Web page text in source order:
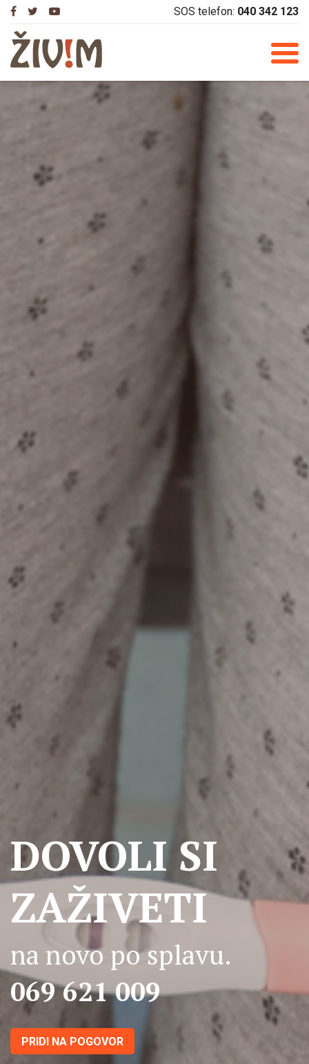
Skip
content
SOS telefon: 040 342 123
DOVOLI SI
ZAŽIVETI
na novo po splavu.
069 621 009
PRIDI NA POGOVOR